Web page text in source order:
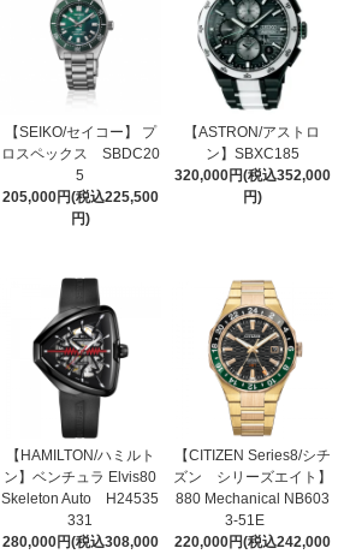
【SEIKO/セイコー】 プ
ロスペックス SBDC20
5
205,000円(税込225,500
円)
【ASTRON/アストロ
ン】SBXC185
320,000円(税込352,000
円)
【HAMILTON/ハミルト
ン】ベンチュラ Elvis80
Skeleton Auto H24535
331
280,000円(税込308,000
【CITIZEN Series8/シチ
ズン シリーズエイト】
880 Mechanical NB603
3-51E
220,000円(税込242,000